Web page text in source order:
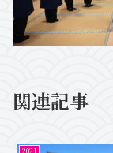
関連記事